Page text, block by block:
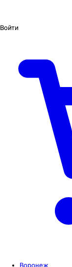
Войти
Воронеж